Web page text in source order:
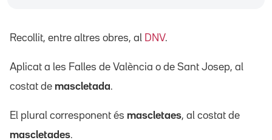
Recollit, entre altres obres, al DNV.
Aplicat a les Falles de València o de Sant Josep, al
costat de mascletada.
El plural corresponent és mascletaes, al costat de
mascletades.